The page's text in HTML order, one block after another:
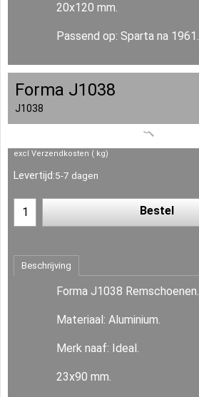
20x120 mm.
Passend op: Sparta na 1961.
Forma J1038
J1038
excl Verzendkosten kg
Levertijd:5-7 dagen
Bestel
Beschrijving
Forma J1038 Remschoenen.
Materiaal: Aluminium.
Merk naaf: Ideal.
23x90 mm.